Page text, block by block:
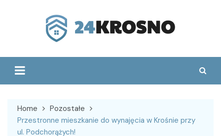
Home
Pozostałe
Przestronne mieszkanie do wynajęcia w Krośnie przy
ul. Podchorążych!